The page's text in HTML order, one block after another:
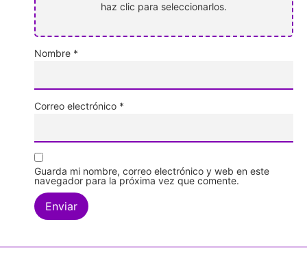
haz clic para seleccionarlos.
Nombre *
Correo electrónico *
Guarda mi nombre, correo electrónico y web en este
navegador para la próxima vez que comente.